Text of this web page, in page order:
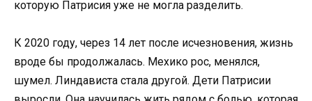
которую Патрисия уже не могла разделить.
К 2020 году, через 14 лет после исчезновения, жизнь
вроде бы продолжалась. Мехико рос, менялся,
шумел. Линдависта стала другой. Дети Патрисии